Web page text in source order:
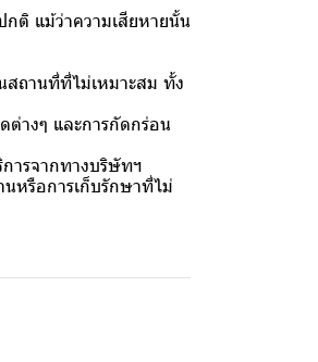
ติ แม้ว่าความเสียหายนั้น
สถานที่ที่ไม่เหมาะสม ทั้ง
ต่างๆ และการกัดกร่อน
ารจากทางบริษัทฯ
หรือการเก็บรักษาที่ไม่